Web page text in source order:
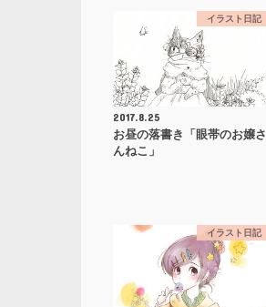
イラスト日記
2017.8.25
お昼の落書き「眼帯のお嬢さ
んねこ」
イラスト日記